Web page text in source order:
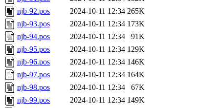
njb-92.pos
2024-10-11 12:34 265K
njb-93.pos
2024-10-11 12:34 173K
njb-94.pos
2024-10-11 12:34
91K
njb-95.pos
2024-10-11 12:34 129K
njb-96.pos
2024-10-11 12:34 146K
njb-97.pos
2024-10-11 12:34 164K
njb-98.pos
2024-10-11 12:34
67K
njb-99.pos
2024-10-11 12:34 149K